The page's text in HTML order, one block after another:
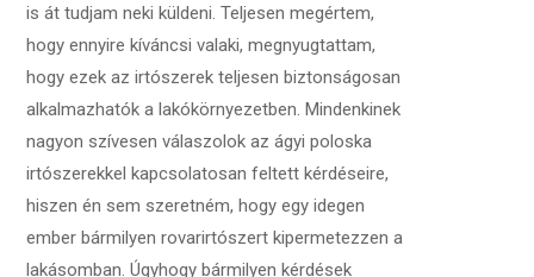
is át tudjam neki küldeni. Teljesen megértem,
hogy ennyire kíváncsi valaki, megnyugtattam,
hogy ezek az irtószerek teljesen biztonságosan
alkalmazhatók a lakókörnyezetben. Mindenkinek
nagyon szívesen válaszolok az ágyi poloska
irtószerekkel kapcsolatosan feltett kérdéseire,
hiszen én sem szeretném, hogy egy idegen
ember bármilyen rovarirtószert kipermetezzen a
lakásomban. Úgyhogy bármilyen kérdések